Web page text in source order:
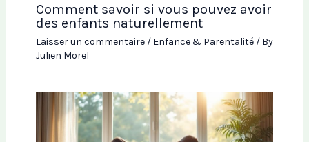
Comment savoir si vous pouvez avoir
des enfants naturellement
Laisser un commentaire / Enfance & Parentalité/ By
Julien Morel